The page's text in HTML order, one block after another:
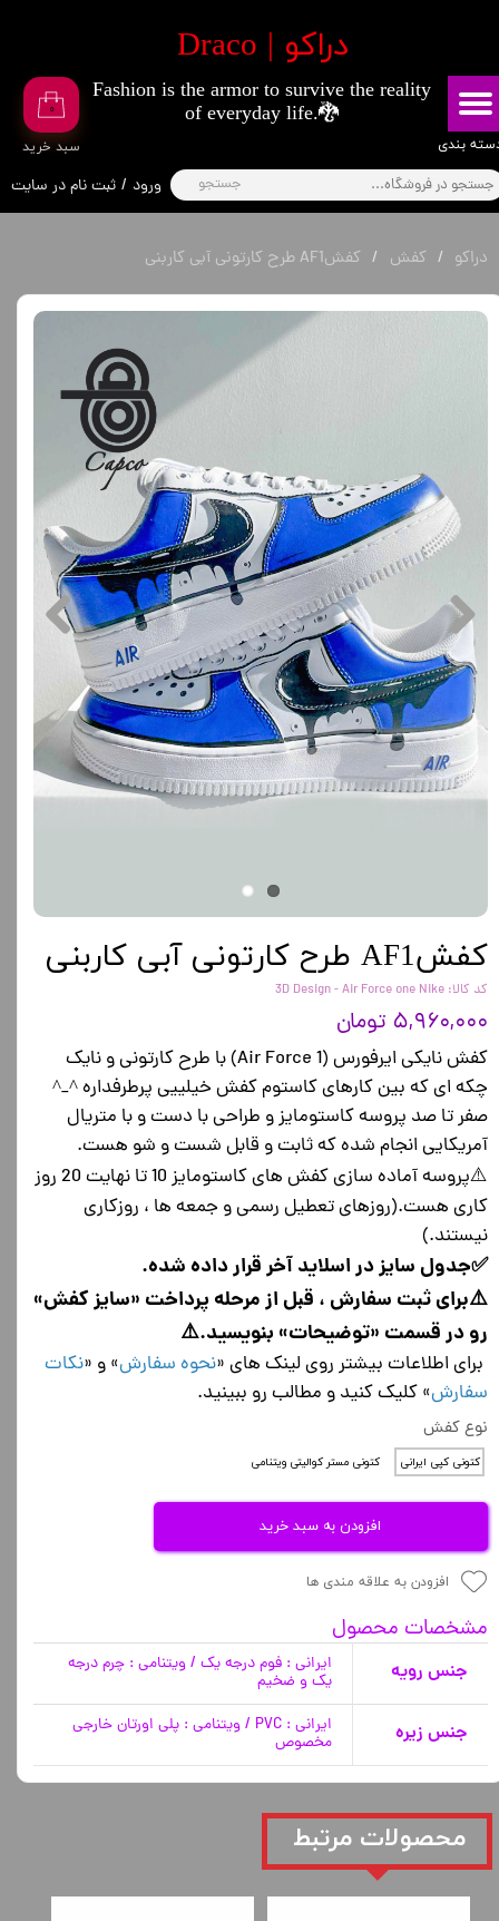
​دراکو | Draco
۰
جستجو ورود / ثبت نام در سایت
تغییر گذر واژه
سفارشات
خروج از حساب کاربری
​سبد خرید
Fashion is the armor to survive the reality
of everyday life.🐉
بندی
دراکو کفش کفشAF1 طرح کارتونی آبی کاربنی
کفشAF1 طرح کارتونی آبی کاربنی
کد کالا: 3D Design - Air Force one Nike
۵,۹۶۰,۰۰۰ تومان
کفش نایکی ایرفورس (Air Force 1) با طرح کارتونی و نایک
چکه ای که بین کارهای کاستوم کفش خیلییی پرطرفداره ^_^
صفر تا صد پروسه کاستومایز و طراحی با دست و با متریال
آمریکایی انجام شده که ثابت و قابل شست و شو هست.
⚠️پروسه آماده سازی کفش های کاستومایز 10 تا نهایت 20 روز
کاری هست.(روزهای تعطیل رسمی و جمعه ها ، روزکاری
نیستند.)
✅جدول سایز در اسلاید آخر قرار داده شده.
⚠️برای ثبت سفارش ، قبل از مرحله پرداخت «سایز کفش»
رو در قسمت «توضیحات» بنویسید.⚠️
برای اطلاعات بیشتر روی لینک های «نحوه سفارش» و «نکات
سفارش» کلیک کنید و مطالب رو ببینید.
نوع کفش
کتونی کپی ایرانی کتونی مستر کوالیتی ویتنامی
افزودن به سبد خرید
افزودن به علاقه مندی ها
مشخصات محصول
جنس رویه ایرانی : فوم درجه یک / ویتنامی : چرم درجه
یک و ضخیم
جنس زیره ایرانی : PVC / ویتنامی : پلی اورتان خارجی
مخصوص
​محصولات مرتبط